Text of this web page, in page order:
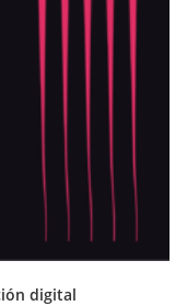
digital